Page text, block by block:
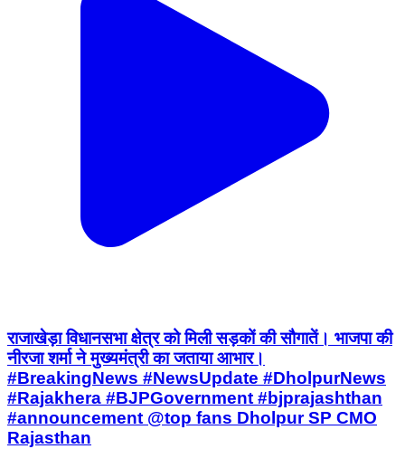
राजाखेड़ा विधानसभा क्षेत्र को मिली सड़कों की सौगातें। भाजपा की
नीरजा शर्मा ने मुख्यमंत्री का जताया आभार।
#BreakingNews #NewsUpdate #DholpurNews
#Rajakhera #BJPGovernment #bjprajashthan
#announcement @top fans Dholpur SP CMO
Rajasthan